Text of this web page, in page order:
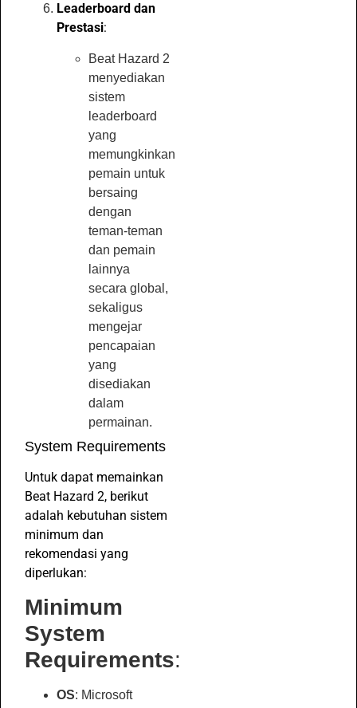
Leaderboard dan
Prestasi:
Beat Hazard 2
menyediakan
sistem
leaderboard
yang
memungkinkan
pemain untuk
bersaing
dengan
teman-teman
dan pemain
lainnya
secara global,
sekaligus
mengejar
pencapaian
yang
disediakan
dalam
permainan.
System Requirements
Untuk dapat memainkan
Beat Hazard 2, berikut
adalah kebutuhan sistem
minimum dan
rekomendasi yang
diperlukan:
Minimum
System
Requirements:
OS: Microsoft